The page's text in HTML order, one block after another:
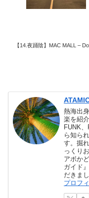
【14.夜踊陰】MAC MALL –
熱海出
楽を紹
FUNK
ら知ら
す。掘
っくり
アボか
ガイド
だきま
プロフ